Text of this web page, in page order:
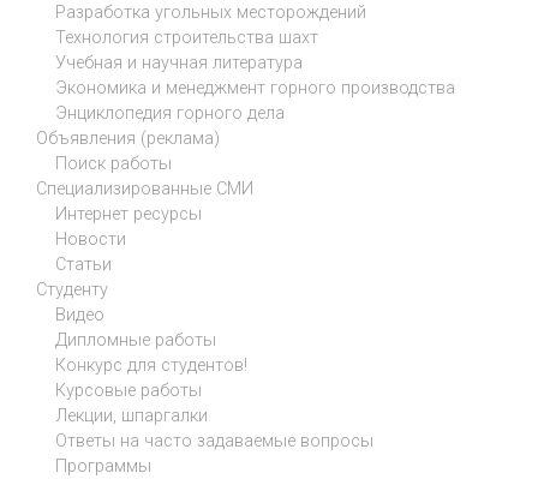
Разработка угольных месторождений
Технология строительства шахт
Учебная и научная литература
Экономика и менеджмент горного производства
Энциклопедия горного дела
Объявления (реклама)
Поиск работы
Специализированные СМИ
Интернет ресурсы
Новости
Статьи
Студенту
Видео
Дипломные работы
Конкурс для студентов!
Курсовые работы
Лекции, шпаргалки
Ответы на часто задаваемые вопросы
Программы